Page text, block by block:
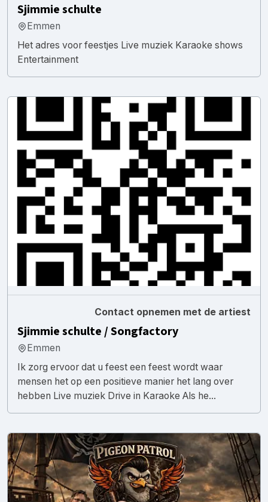
Sjimmie schulte
Emmen
Het adres voor feestjes Live muziek Karaoke shows
Entertainment
Contact opnemen met de artiest
Sjimmie schulte / Songfactory
Emmen
Ik zorg ervoor dat u feest een feest wordt waar
mensen het op een positieve manier het lang over
hebben Live muziek Drive in Karaoke Als he...